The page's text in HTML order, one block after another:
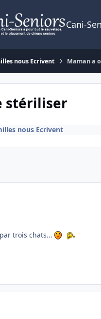
Cani-
nous Ecrivent Maman a
stériliser
nous Ecrivent
trois chats...